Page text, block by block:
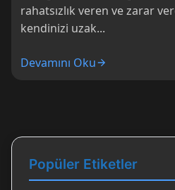
rahatsızlık veren ve zarar
kendinizi uzak...
Devamını Oku
Popüler Etiketler